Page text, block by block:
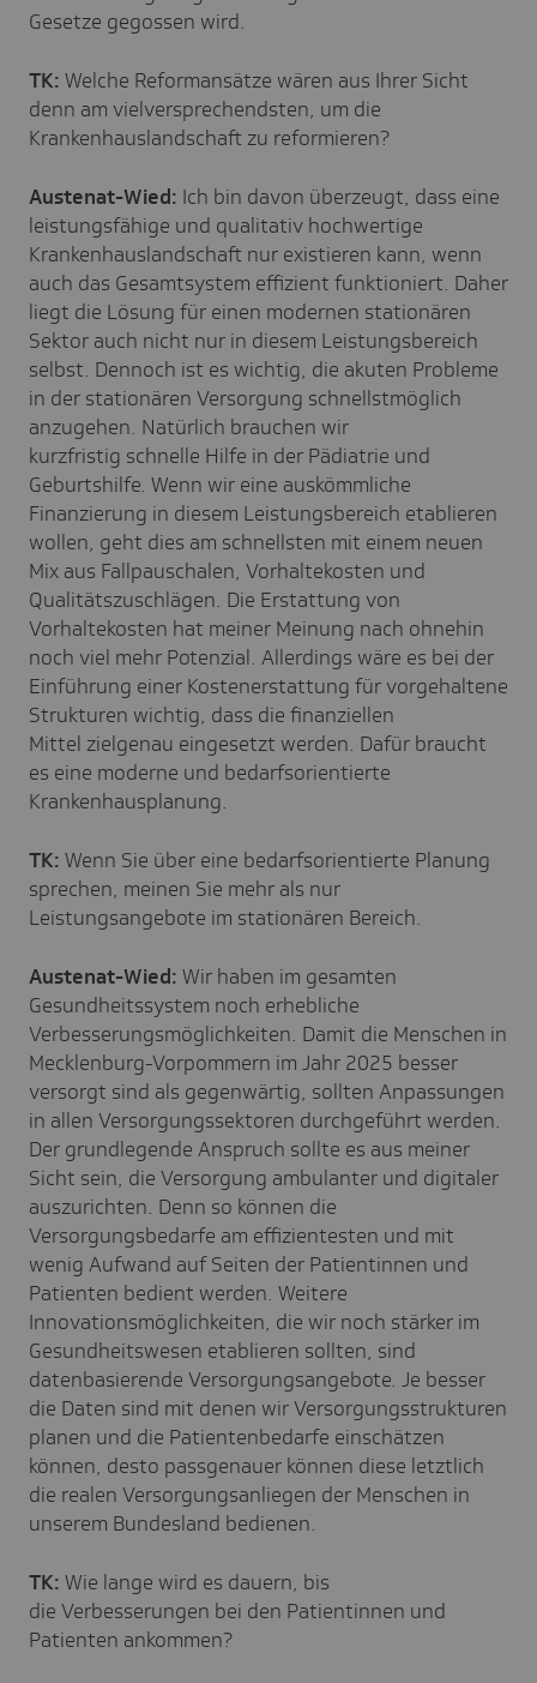
Gesetze gegossen wird.
TK: Welche Reformansätze wären aus Ihrer Sicht
denn am vielversprechendsten, um die
Krankenhauslandschaft zu reformieren?
Austenat-Wied: Ich bin davon überzeugt, dass eine
leistungsfähige und qualitativ hochwertige
Krankenhauslandschaft nur existieren kann, wenn
auch das Gesamtsystem effizient funktioniert. Daher
liegt die Lösung für einen modernen stationären
Sektor auch nicht nur in diesem Leistungsbereich
selbst. Dennoch ist es wichtig, die akuten Probleme
in der stationären Versorgung schnellstmöglich
anzugehen. Natürlich brauchen wir
kurzfristig schnelle Hilfe in der Pädiatrie und
Geburtshilfe. Wenn wir eine auskömmliche
Finanzierung in diesem Leistungsbereich etablieren
wollen, geht dies am schnellsten mit einem neuen
Mix aus Fallpauschalen, Vorhaltekosten und
Qualitätszuschlägen. Die Erstattung von
Vorhaltekosten hat meiner Meinung nach ohnehin
noch viel mehr Potenzial. Allerdings wäre es bei der
Einführung einer Kostenerstattung für vorgehaltene
Strukturen wichtig, dass die finanziellen
Mittel zielgenau eingesetzt werden. Dafür braucht
es eine moderne und bedarfsorientierte
Krankenhausplanung.
TK: Wenn Sie über eine bedarfsorientierte Planung
sprechen, meinen Sie mehr als nur
Leistungsangebote im stationären Bereich.
Austenat-Wied: Wir haben im gesamten
Gesundheitssystem noch erhebliche
Verbesserungsmöglichkeiten. Damit die Menschen in
Mecklenburg-Vorpommern im Jahr 2025 besser
versorgt sind als gegenwärtig, sollten Anpassungen
in allen Versorgungssektoren durchgeführt werden.
Der grundlegende Anspruch sollte es aus meiner
Sicht sein, die Versorgung ambulanter und digitaler
auszurichten. Denn so können die
Versorgungsbedarfe am effizientesten und mit
wenig Aufwand auf Seiten der Patientinnen und
Patienten bedient werden. Weitere
Innovationsmöglichkeiten, die wir noch stärker im
Gesundheitswesen etablieren sollten, sind
datenbasierende Versorgungsangebote. Je besser
die Daten sind mit denen wir Versorgungsstrukturen
planen und die Patientenbedarfe einschätzen
können, desto passgenauer können diese letztlich
die realen Versorgungsanliegen der Menschen in
unserem Bundesland bedienen.
TK: Wie lange wird es dauern, bis
die Verbesserungen bei den Patientinnen und
Patienten ankommen?